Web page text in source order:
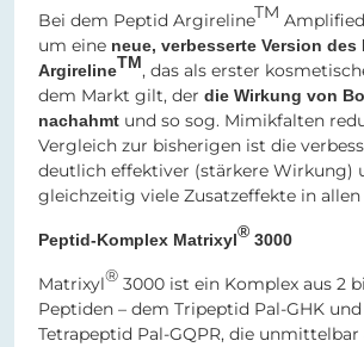
Bei dem Peptid ArgirelineTM
um eine neue, verbesserte Version des
ArgirelineTM, das als erster
dem Markt gilt, der die Wirkung von
nachahmt und so sog. Mimikfalten
Vergleich zur bisherigen ist die
deutlich effektiver (stärkere Wirkung)
gleichzeitig viele Zusatzeffekte in
Peptid-Komplex Matrixyl® 3000
Matrixyl® 3000 ist ein Komplex aus 2
Peptiden – dem Tripeptid Pal-GHK
Tetrapeptid Pal-GQPR, die unmittelbar